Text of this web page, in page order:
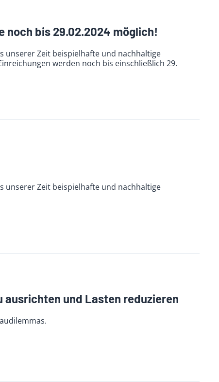
noch bis 29.02.2024 möglich!
unserer Zeit beispielhafte und nachhaltige
werden noch bis einschließlich 29.
unserer Zeit beispielhafte und nachhaltige
ausrichten und Lasten reduzieren